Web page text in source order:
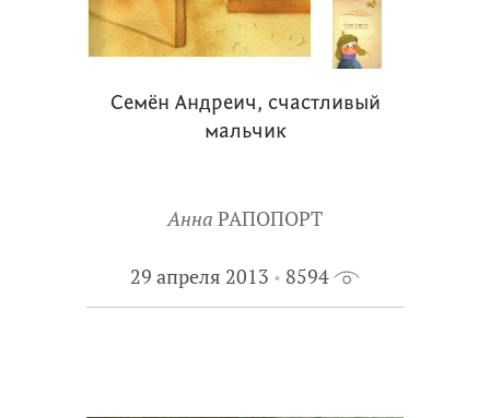
Семён Андреич, счастливый
мальчик
Анна РАПОПОРТ
29 апреля 2013 8594